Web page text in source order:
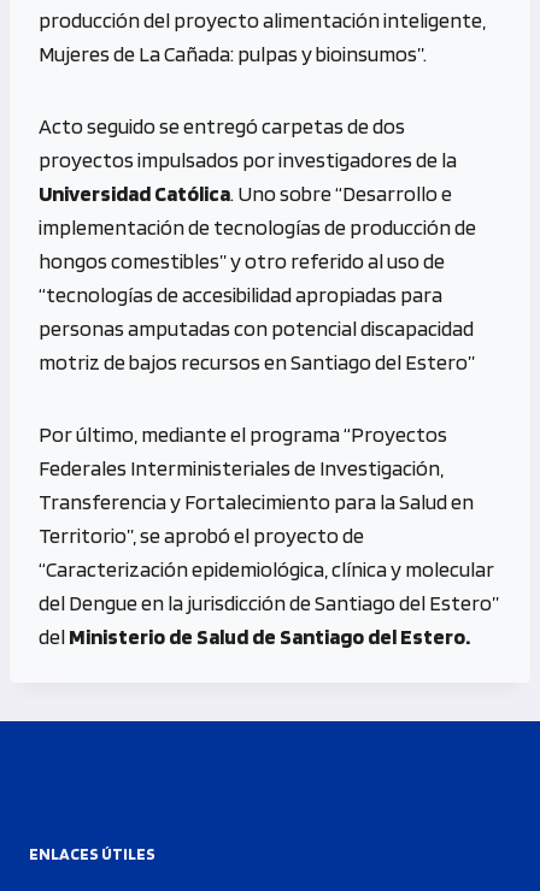
producción del proyecto alimentación inteligente,
Mujeres de La Cañada: pulpas y bioinsumos”.
Acto seguido se entregó carpetas de dos
proyectos impulsados por investigadores de la
Universidad Católica. Uno sobre “Desarrollo e
implementación de tecnologías de producción de
hongos comestibles” y otro referido al uso de
“tecnologías de accesibilidad apropiadas para
personas amputadas con potencial discapacidad
motriz de bajos recursos en Santiago del Estero”
Por último, mediante el programa “Proyectos
Federales Interministeriales de Investigación,
Transferencia y Fortalecimiento para la Salud en
Territorio”, se aprobó el proyecto de
“Caracterización epidemiológica, clínica y molecular
del Dengue en la jurisdicción de Santiago del Estero”
delMinisterio de Salud de Santiago del Estero.
ENLACES ÚTILES